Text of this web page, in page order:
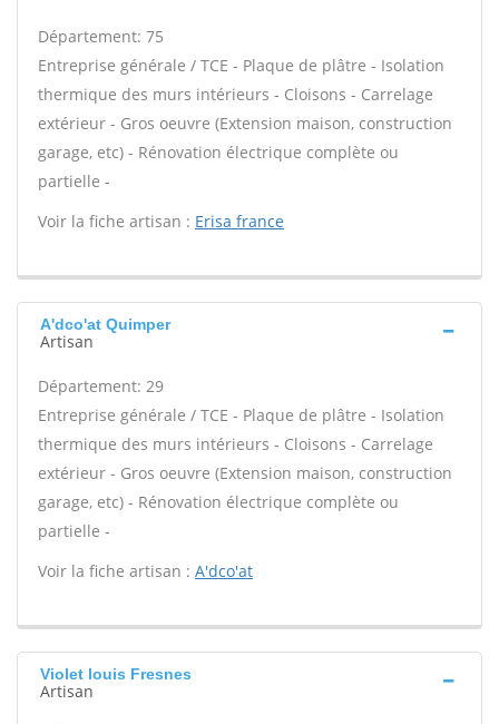
Département: 75
Entreprise générale / TCE - Plaque de plâtre - Isolation
thermique des murs intérieurs - Cloisons - Carrelage
extérieur - Gros oeuvre (Extension maison, construction
garage, etc) - Rénovation électrique complète ou
partielle -
Voir la fiche artisan : Erisa france
A'dco'at Quimper
Artisan
Département: 29
Entreprise générale / TCE - Plaque de plâtre - Isolation
thermique des murs intérieurs - Cloisons - Carrelage
extérieur - Gros oeuvre (Extension maison, construction
garage, etc) - Rénovation électrique complète ou
partielle -
Voir la fiche artisan : A'dco'at
Violet louis Fresnes
Artisan